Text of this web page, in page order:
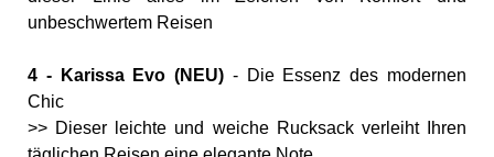
unbeschwertem Reisen
4 - Karissa Evo (NEU) - Die Essenz des modernen
Chic
>> Dieser leichte und weiche Rucksack verleiht Ihren